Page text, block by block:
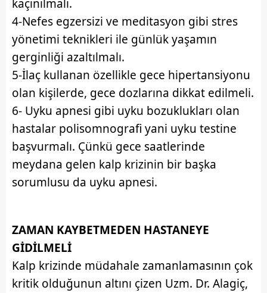
kaçınılmalı.
4-Nefes egzersizi ve meditasyon gibi stres
yönetimi teknikleri ile günlük yaşamın
gerginliği azaltılmalı.
5-İlaç kullanan özellikle gece hipertansiyonu
olan kişilerde, gece dozlarına dikkat edilmeli.
6- Uyku apnesi gibi uyku bozuklukları olan
hastalar polisomnografi yani uyku testine
başvurmalı. Çünkü gece saatlerinde
meydana gelen kalp krizinin bir başka
sorumlusu da uyku apnesi.
ZAMAN KAYBETMEDEN HASTANEYE
GİDİLMELİ
Kalp krizinde müdahale zamanlamasının çok
kritik olduğunun altını çizen Uzm. Dr. Alagiç,